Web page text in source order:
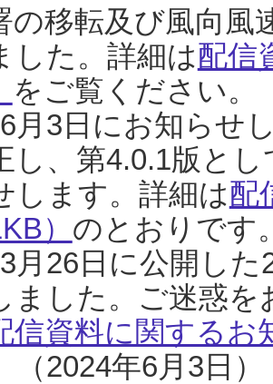
の移転及び風向風
した。詳細は配信
をご覧ください。
月3日にお知らせ
し、第4.0.1版と
します。詳細は配
） のとおりです
月26日に公開し
ました。ご迷惑
信資料に関するお
（2024年6月3日）